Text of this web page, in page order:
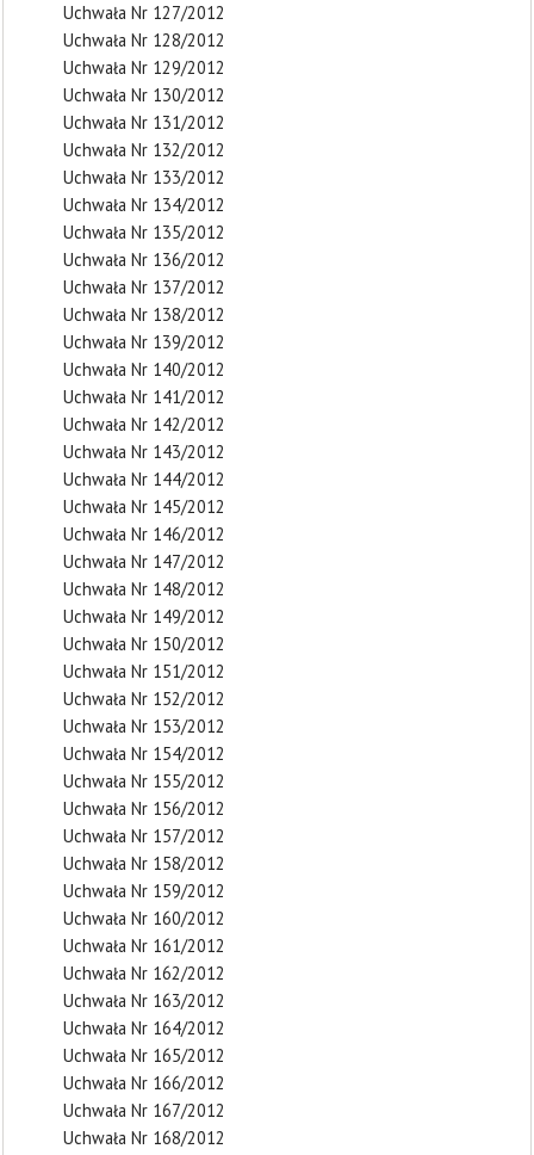
Uchwała Nr 127/2012
Uchwała Nr 128/2012
Uchwała Nr 129/2012
Uchwała Nr 130/2012
Uchwała Nr 131/2012
Uchwała Nr 132/2012
Uchwała Nr 133/2012
Uchwała Nr 134/2012
Uchwała Nr 135/2012
Uchwała Nr 136/2012
Uchwała Nr 137/2012
Uchwała Nr 138/2012
Uchwała Nr 139/2012
Uchwała Nr 140/2012
Uchwała Nr 141/2012
Uchwała Nr 142/2012
Uchwała Nr 143/2012
Uchwała Nr 144/2012
Uchwała Nr 145/2012
Uchwała Nr 146/2012
Uchwała Nr 147/2012
Uchwała Nr 148/2012
Uchwała Nr 149/2012
Uchwała Nr 150/2012
Uchwała Nr 151/2012
Uchwała Nr 152/2012
Uchwała Nr 153/2012
Uchwała Nr 154/2012
Uchwała Nr 155/2012
Uchwała Nr 156/2012
Uchwała Nr 157/2012
Uchwała Nr 158/2012
Uchwała Nr 159/2012
Uchwała Nr 160/2012
Uchwała Nr 161/2012
Uchwała Nr 162/2012
Uchwała Nr 163/2012
Uchwała Nr 164/2012
Uchwała Nr 165/2012
Uchwała Nr 166/2012
Uchwała Nr 167/2012
Uchwała Nr 168/2012